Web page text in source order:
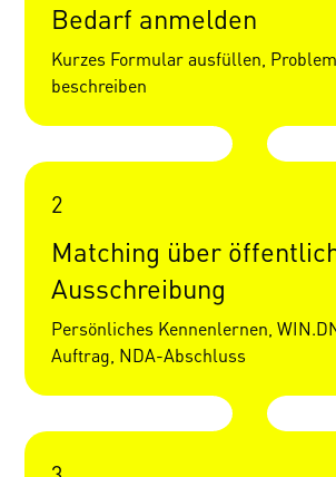
Bedarf anmelden
Kurzes Formular ausfüllen,
beschreiben
2
Matching über
Ausschreibung
Persönliches Kennenlernen,
Auftrag, NDA-Abschluss